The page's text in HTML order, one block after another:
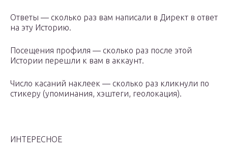
Ответы — сколько раз вам написали в Директ в ответ
на эту Историю.
Посещения профиля — сколько раз после этой
Истории перешли к вам в аккаунт.
Число касаний наклеек — сколько раз кликнули по
стикеру (упоминания, хэштеги, геолокация).
ИНТЕРЕСНОЕ